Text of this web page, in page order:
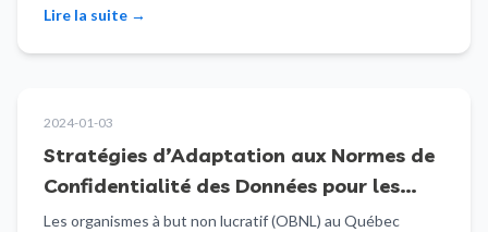
Lire la suite →
2024-01-03
Stratégies d’Adaptation aux Normes de
Confidentialité des Données pour les
OBNL Québécois avec ERPNext
Les organismes à but non lucratif (OBNL) au Québec